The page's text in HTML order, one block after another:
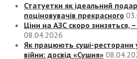
Статуетки як ідеальний
поціновувачів прекрасного
Ціни на АЗС скоро знизяться, –
08.04.2026
Як працюють суші-ресторани
війни: досвід «Сушия»